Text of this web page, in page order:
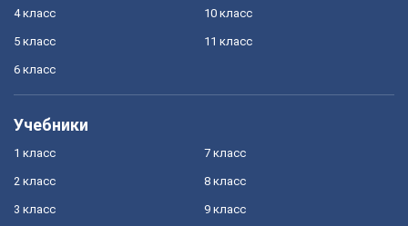
4 класс
5 класс
6 класс
10 класс
11 класс
Учебники
1 класс
2 класс
3 класс
7 класс
8 класс
9 класс